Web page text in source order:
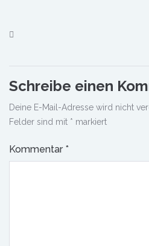
Schreibe einen
Deine E-Mail-Adresse wird nicht
Felder sind mit * markiert
Kommentar *